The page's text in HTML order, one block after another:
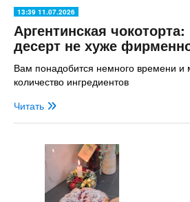
13:39 11.07.2026
Аргентинская
десерт не хуже
Вам понадобится немного времени и
количество ингредиентов
Читать